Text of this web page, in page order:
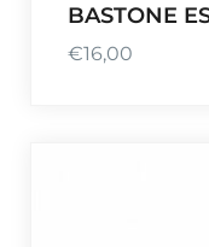
BASTONE
€16,00